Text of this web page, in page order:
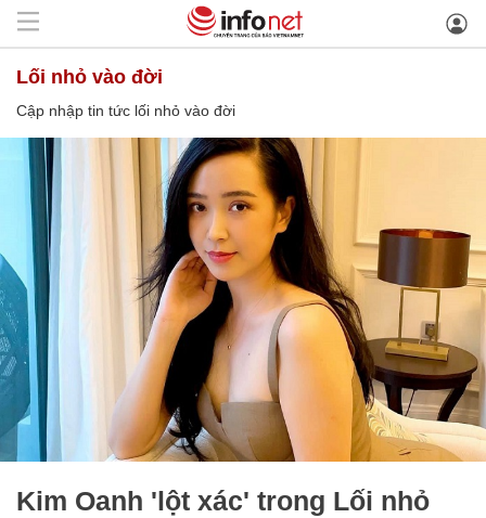
lối nhỏ vào đời
Cập nhập tin tức lối nhỏ vào đời
Kim Oanh 'lột xác' trong Lối nhỏ